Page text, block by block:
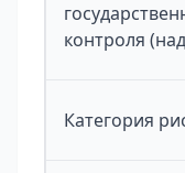
контроля
Категория